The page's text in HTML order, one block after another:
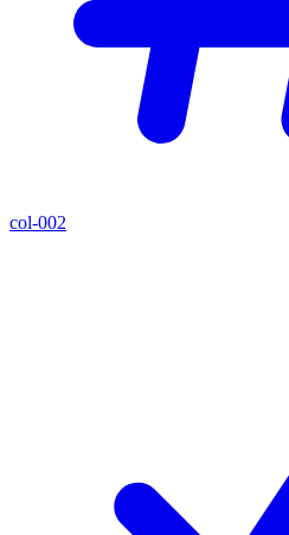
col-002